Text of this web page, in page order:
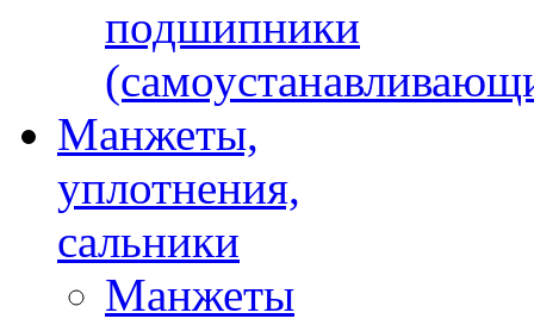
подшипники
Манжеты,
уплотнения,
сальники
Манжеты